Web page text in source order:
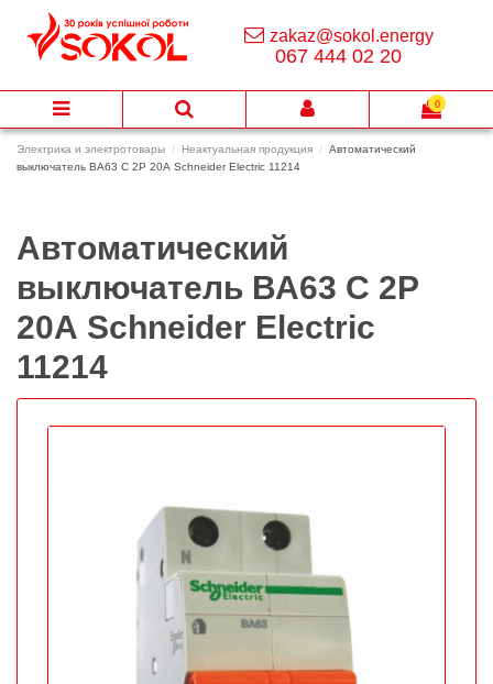
Электрика и электротовары Неактуальная продукция
Автоматический
выключатель ВА63 C 2Р 20А Schneider Electric 11214
Автоматический
выключатель ВА63 C 2Р
20А Schneider Electric
11214
zakaz@sokol.energy
067 444 02 20
0